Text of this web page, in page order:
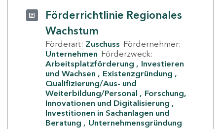
Förderrichtlinie Regionales
Wachstum
Förderart: Zuschuss Fördernehmer:
Unternehmen Förderzweck:
Arbeitsplatzförderung
Investieren
und Wachsen
Existenzgründung
Qualifizierung/Aus- und
Weiterbildung/Personal
Forschung,
Innovationen und Digitalisierung
Investitionen in Sachanlagen und
Beratung
Unternehmensgründung